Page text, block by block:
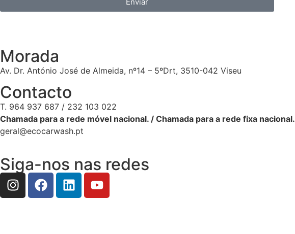
Morada
Av. Dr. António José de Almeida, nº14 – 5ºDrt, 3510-042 Viseu
Contacto
T. 964 937 687 / 232 103 022
Chamada para a rede móvel nacional. / Chamada para a rede fixa nacional.
geral@ecocarwash.pt
Siga-nos nas redes